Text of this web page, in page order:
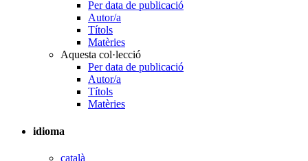
Per data de publicació
Autor/a
Títols
Matèries
Aquesta col·lecció
Per data de publicació
Autor/a
Títols
Matèries
idioma
català